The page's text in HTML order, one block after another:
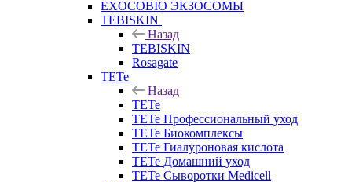
EXOCOBIO ЭКЗОСОМЫ
TEBISKIN
Назад
TEBISKIN
Rosagate
TETe
Назад
TETe
TETe Профессиональный уход
TETe Биокомплексы
TETe Гиалуроновая кислота
TETe Домашний уход
TETe Сыворотки Medicell